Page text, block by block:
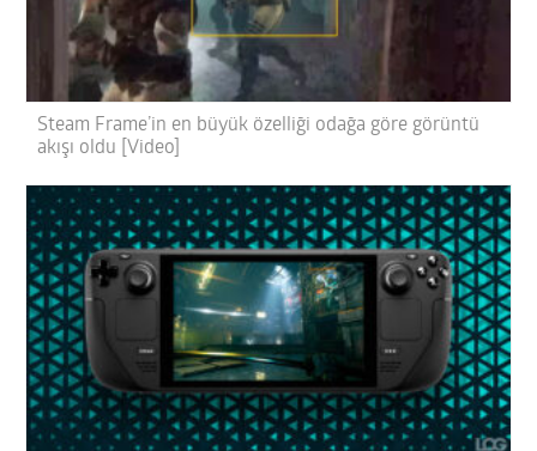
Steam Frame’in en büyük özelliği odağa göre görüntü
akışı oldu [Video]